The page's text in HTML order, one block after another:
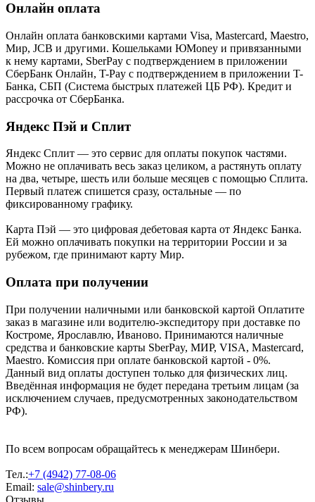
Онлайн оплата
Онлайн оплата банковскими картами Visa, Mastercard, Maestro,
Мир, JCB и другими. Кошельками ЮMoney и привязанными
к нему картами, SberPay с подтверждением в приложении
СберБанк Онлайн, T-Pay с подтверждением в приложении T-
Банка, СБП (Система быстрых платежей ЦБ РФ). Кредит и
рассрочка от СберБанка.
Яндекс Пэй и Сплит
Яндекс Cплит — это сервис для оплаты покупок частями.
Можно не оплачивать весь заказ целиком, а растянуть оплату
на два, четыре, шесть или больше месяцев с помощью Сплита.
Первый платеж спишется сразу, остальные — по
фиксированному графику.
Карта Пэй — это цифровая дебетовая карта от Яндекс Банка.
Ей можно оплачивать покупки на территории России и за
рубежом, где принимают карту Мир.
Оплата при получении
При получении наличными или банковской картой Оплатите
заказ в магазине или водителю-экспедитору при доставке по
Костроме, Ярославлю, Иваново. Принимаются наличные
средства и банковские карты SberPay, МИР, VISA, Mastercard,
Maestro. Комиссия при оплате банковской картой - 0%.
Данный вид оплаты доступен только для физических лиц.
Введённая информация не будет передана третьим лицам (за
исключением случаев, предусмотренных законодательством
РФ).
По всем вопросам обращайтесь к менеджерам Шинбери.
Тел.:+7 (4942) 77-08-06
Email: sale@shinbery.ru
Отзывы